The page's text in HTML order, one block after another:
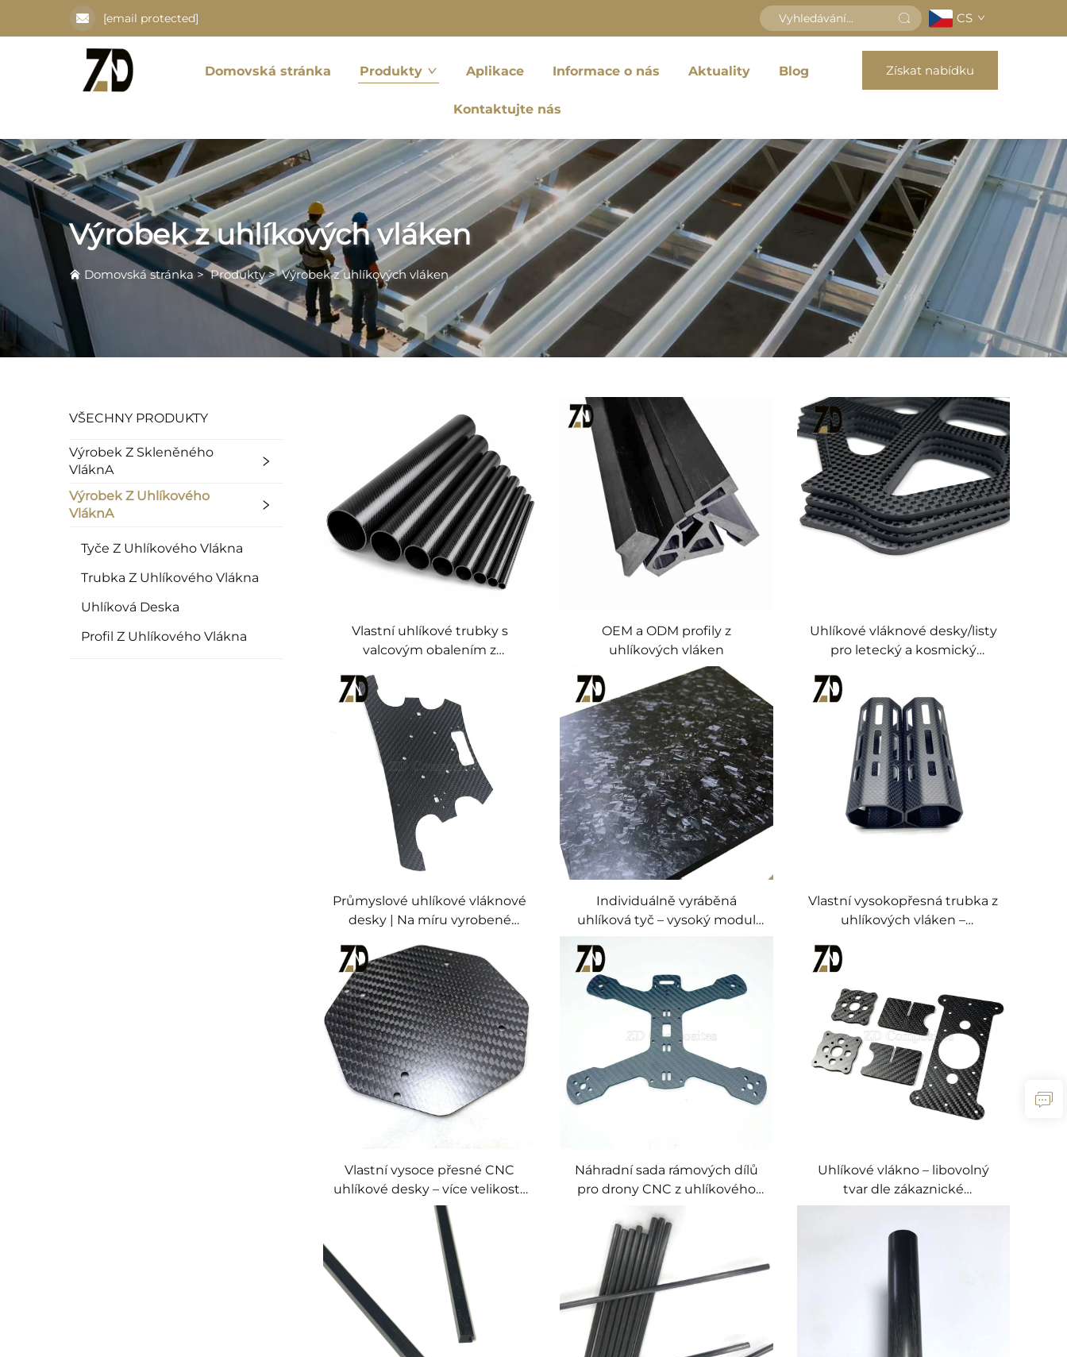
[email protected] CS
Domovská stránka Produkty Aplikace Informace o nás Aktuality Blog
Kontaktujte nás
Získat nabídku
Výrobek z uhlíkových vláken
Domovská stránka >Produkty>Výrobek z uhlíkových vláken
VŠECHNY PRODUKTY
Výrobek Z Skleněného
VláknA
Výrobek Z Uhlíkového
VláknA
Tyče Z Uhlíkového Vlákna
Trubka Z Uhlíkového Vlákna
Uhlíková Deska
Profil Z Uhlíkového Vlákna
Vlastní uhlíkové trubky s
valcovým obalením z
sportovní vybavení | Výrobce
uhlíkových trubek s vysokým
modulem pružnosti
vyrobených navíjením vláken
OEM a ODM profily z
uhlíkových vláken
Uhlíkové vláknové desky/listy
pro letecký a kosmický
| Na míru vyrobené rozměry |
Certifikováno podle ISO
Průmyslové uhlíkové vláknové
desky | Na míru vyrobené
pružnosti
Individuálně vyráběná
uhlíková tyč – vysoký modul
povrch, individuální délka a
průměr
Vlastní vysokopřesná trubka z
uhlíkových vláken –
Vlastní vysoce přesné CNC
uhlíkové desky – více velikostí,
individuálně stříhané pro
drony a mechanické
komponenty
Náhradní sada rámových dílů
pro drony CNC z uhlíkového
vlákna – lehký, vysoce pevný
rám pro kvadrokoptéry FPV a
závodní drony
Uhlíkové vlákno – libovolný
tvar dle zákaznické
specifikace, matné/lesklé,
tloušťka 0,8–1,5 mm, pro rámy
dronů, přesnou mechaniku a
elektroniku